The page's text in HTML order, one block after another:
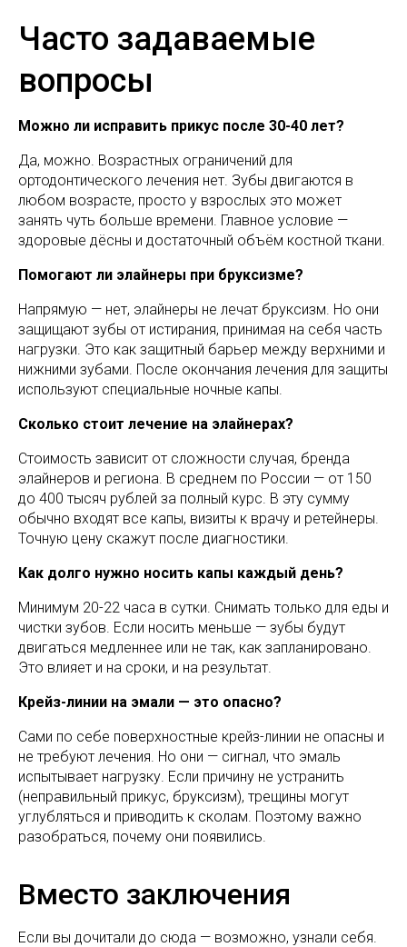
Часто задаваемые
вопросы
Можно ли исправить прикус после 30-40 лет?
Да, можно. Возрастных ограничений для
ортодонтического лечения нет. Зубы двигаются в
любом возрасте, просто у взрослых это может
занять чуть больше времени. Главное условие —
здоровые дёсны и достаточный объём костной ткани.
Помогают ли элайнеры при бруксизме?
Напрямую — нет, элайнеры не лечат бруксизм. Но они
защищают зубы от истирания, принимая на себя часть
нагрузки. Это как защитный барьер между верхними и
нижними зубами. После окончания лечения для защиты
используют специальные ночные капы.
Сколько стоит лечение на элайнерах?
Стоимость зависит от сложности случая, бренда
элайнеров и региона. В среднем по России — от 150
до 400 тысяч рублей за полный курс. В эту сумму
обычно входят все капы, визиты к врачу и ретейнеры.
Точную цену скажут после диагностики.
Как долго нужно носить капы каждый день?
Минимум 20-22 часа в сутки. Снимать только для еды и
чистки зубов. Если носить меньше — зубы будут
двигаться медленнее или не так, как запланировано.
Это влияет и на сроки, и на результат.
Крейз-линии на эмали — это опасно?
Сами по себе поверхностные крейз-линии не опасны и
не требуют лечения. Но они — сигнал, что эмаль
испытывает нагрузку. Если причину не устранить
(неправильный прикус, бруксизм), трещины могут
углубляться и приводить к сколам. Поэтому важно
разобраться, почему они появились.
Вместо заключения
Если вы дочитали до сюда — возможно, узнали себя.